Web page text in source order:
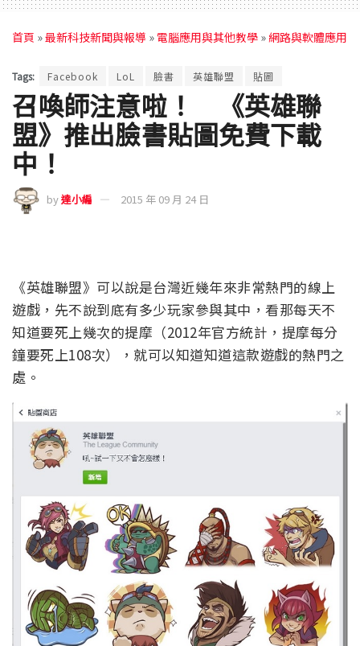
首頁 »最新科技新聞與報導 » 電腦應用與其他教學 »網路與軟體應用
Tags: Facebook LoL 臉書 英雄聯盟 貼圖
召喚師注意啦！ 《英雄聯
盟》推出臉書貼圖免費下載
中！
by達小編 2015 年 09 月 24 日
《英雄聯盟》可以說是台灣近幾年來非常熱門的線上
遊戲，先不說到底有多少玩家參與其中，看那每天不
知道要死上幾次的提摩（2012年官方統計，提摩每分
鐘要死上108次），就可以知道知道這款遊戲的熱門之
處。